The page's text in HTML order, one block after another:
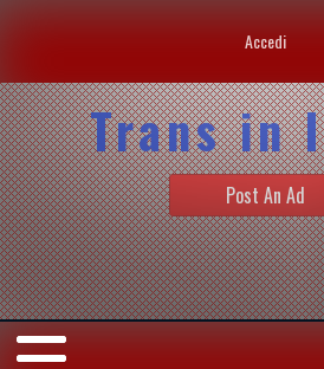
Accedi
Trans in
Post An Ad